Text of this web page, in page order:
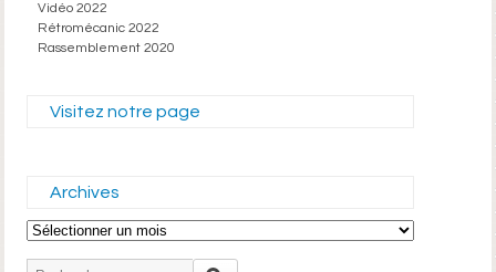
Vidéo 2022
Rétromécanic 2022
Rassemblement 2020
Visitez notre page
Archives
Archives